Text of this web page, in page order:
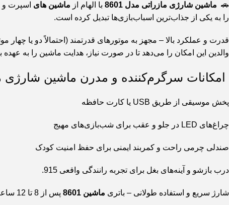
🚗 ماشین شارژی مازراتی مدل 8601 با الهام از ماشین های
را به یکی از جذاب‌ترین اسباب‌بازی‌ها تبدیل کرده است.
والدین این امکان را می‌دهد تا در صورت نیاز، هدایت ماشین را به عهده
امکانات سرگرم‌کننده و مدرن ماشین شارژی مازراتی
پخش موسیقی از طریق USB یا کارت حافظه
چراغ‌های LED در جلو و عقب برای شب‌بازی‌های مهیج
صندلی چرمی راحت و کمربند ایمنی برای حفظ امنیت کودک
درب بازشو و آینه‌های بغل برای تجربه رانندگی واقعی 915.
شارژ سریع و استفاده طولانی – باتری ماشین 8601 پس از 8 تا 12 ساعت شارژ، تا 2 ساعت کارایی دارد و برای بازی‌های طولانی در پارک یا حیاط خانه ایده‌آل است 315.